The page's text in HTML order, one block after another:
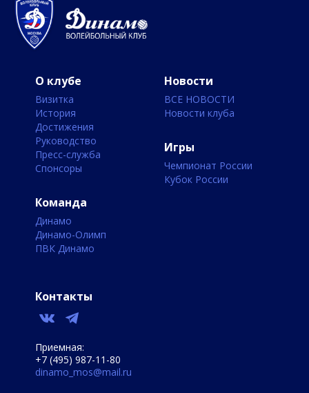
О клубе
Визитка
История
Достижения
Руководство
Пресс-служба
Спонсоры
Команда
Динамо
Динамо-Олимп
ПВК Динамо
Новости
ВСЕ НОВОСТИ
Новости клуба
Игры
Чемпионат России
Кубок России
Контакты
Приемная:
+7 (495) 987-11-80
dinamo_mos@mail.ru